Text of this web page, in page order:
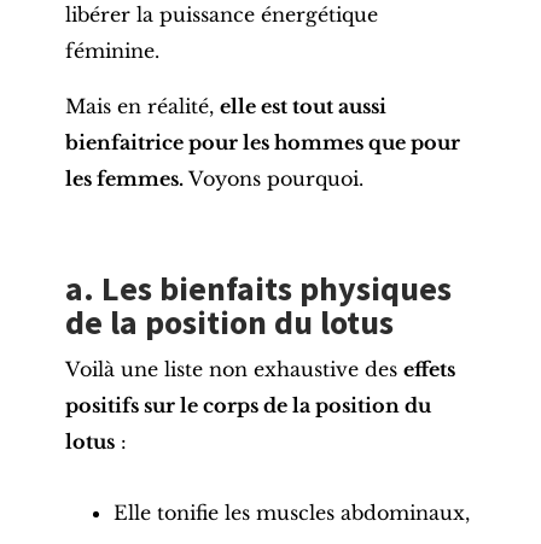
libérer la puissance énergétique
féminine.
Mais en réalité, elle est tout aussi
bienfaitrice pour les hommes que pour
les femmes.Voyons pourquoi.
a. Les bienfaits physiques
de la position du lotus
Voilà une liste non exhaustive des effets
positifs sur le corps de la position du
lotus:
Elle tonifie les muscles abdominaux,